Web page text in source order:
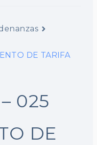
DE TARIFA
025
DE